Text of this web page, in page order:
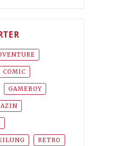
COMIC
GAMEBOY
RETRO